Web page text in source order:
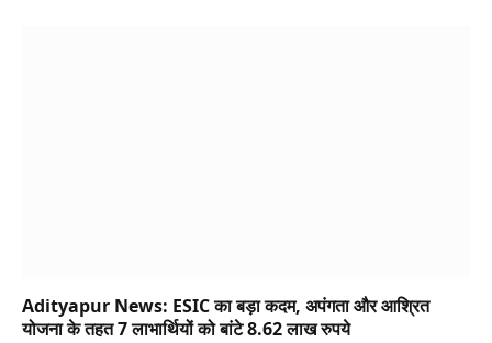
Adityapur News: ESIC का बड़ा कदम, अपंगता और आश्रित
योजना के तहत 7 लाभार्थियों को बांटे 8.62 लाख रुपये